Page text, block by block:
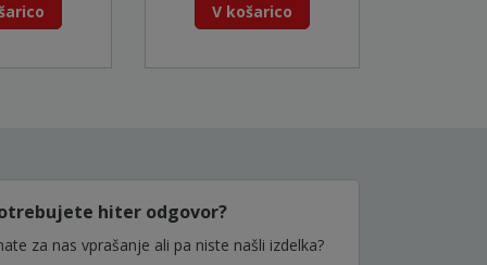
V košarico
hiter odgovor?
za nas vprašanje ali pa niste našli izdelka?